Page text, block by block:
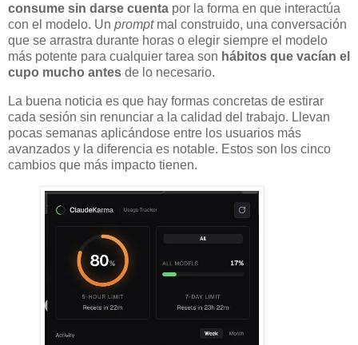
consume sin darse cuenta por la forma en que interactúa
con el modelo. Un promptmal construido, una conversación
que se arrastra durante horas o elegir siempre el modelo
más potente para cualquier tarea son hábitos que vacían el
cupo mucho antes de lo necesario.
La buena noticia es que hay formas concretas de estirar
cada sesión sin renunciar a la calidad del trabajo. Llevan
pocas semanas aplicándose entre los usuarios más
avanzados y la diferencia es notable. Estos son los cinco
cambios que más impacto tienen.